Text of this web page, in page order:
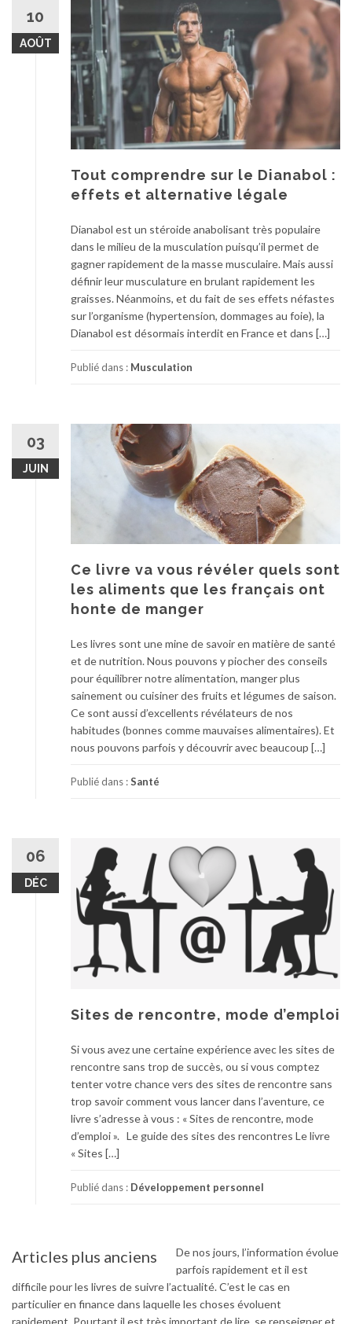
10
AOÛT
Tout comprendre sur le Dianabol :
effets et alternative légale
Dianabol est un stéroide anabolisant très populaire
dans le milieu de la musculation puisqu’il permet de
gagner rapidement de la masse musculaire. Mais aussi
définir leur musculature en brulant rapidement les
graisses. Néanmoins, et du fait de ses effets néfastes
sur l’organisme (hypertension, dommages au foie), la
Dianabol est désormais interdit en France et dans […]
Publié dans : Musculation
03
JUIN
Ce livre va vous révéler quels sont
les aliments que les français ont
honte de manger
Les livres sont une mine de savoir en matière de santé
et de nutrition. Nous pouvons y piocher des conseils
pour équilibrer notre alimentation, manger plus
sainement ou cuisiner des fruits et légumes de saison.
Ce sont aussi d’excellents révélateurs de nos
habitudes (bonnes comme mauvaises alimentaires). Et
nous pouvons parfois y découvrir avec beaucoup […]
Publié dans :Santé
06
DÉC
Sites de rencontre, mode d’emploi
Si vous avez une certaine expérience avec les sites de
rencontre sans trop de succès, ou si vous comptez
tenter votre chance vers des sites de rencontre sans
trop savoir comment vous lancer dans l’aventure, ce
livre s’adresse à vous : « Sites de rencontre, mode
d’emploi ». Le guide des sites des rencontres Le livre
« Sites […]
Publié dans : Développement personnel
Navigation
des
articles
Articles plus anciens
De nos jours, l’information évolue
parfois rapidement et il est
difficile pour les livres de suivre l’actualité. C’est le cas en
particulier en finance dans laquelle les choses évoluent
rapidement. Pourtant il est très important de lire, se renseigner et